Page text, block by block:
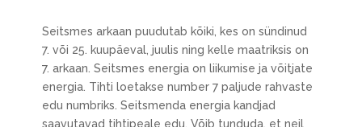
Seitsmes arkaan puudutab kõiki, kes on sündinud
7. või 25. kuupäeval, juulis ning kelle maatriksis on
7. arkaan. Seitsmes energia on liikumise ja võitjate
energia. Tihti loetakse number 7 paljude rahvaste
edu numbriks. Seitsmenda energia kandjad
saavutavad tihtipeale edu. Võib tunduda, et neil